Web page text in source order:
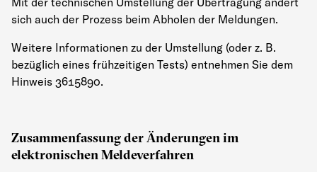
sich auch der Prozess beim Abholen der Meldungen.
Weitere Informationen zu der Umstellung (oder z. B.
bezüglich eines frühzeitigen Tests) entnehmen Sie dem
Hinweis 3615890.
Zusammenfassung der Änderungen im
elektronischen Meldeverfahren